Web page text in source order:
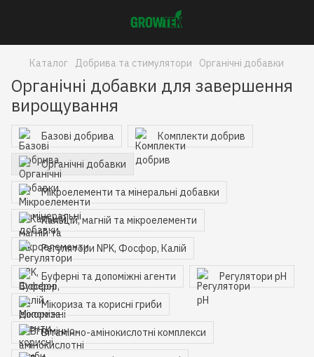
Каталог Добрива та стимулятори Органічні добавки
Органічні добавки для завершення
вирощування
Базові добрива Комплекти добрив
Органічні добавки
Мікроелементи та мінеральні добавки
Кальцій, магній та мікроелементи
Регулятори NPK, Фосфор, Калій
Буферні та допоміжні агенти Регулятори pH
Мікориза та корисні гриби
Вітамінно-амінокислотні комплекси